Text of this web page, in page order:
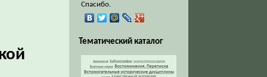
Спасибо.
Тематический каталог